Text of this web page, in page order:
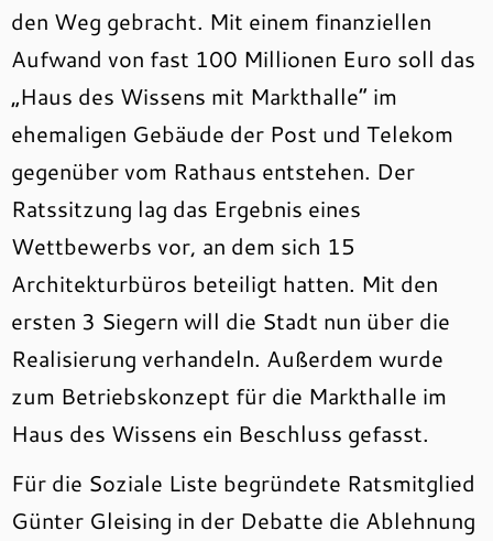
den Weg gebracht. Mit einem finanziellen
Aufwand von fast 100 Millionen Euro soll das
„Haus des Wissens mit Markthalle“ im
ehemaligen Gebäude der Post und Telekom
gegenüber vom Rathaus entstehen. Der
Ratssitzung lag das Ergebnis eines
Wettbewerbs vor, an dem sich 15
Architekturbüros beteiligt hatten. Mit den
ersten 3 Siegern will die Stadt nun über die
Realisierung verhandeln. Außerdem wurde
zum Betriebskonzept für die Markthalle im
Haus des Wissens ein Beschluss gefasst.
Für die Soziale Liste begründete Ratsmitglied
Günter Gleising in der Debatte die Ablehnung